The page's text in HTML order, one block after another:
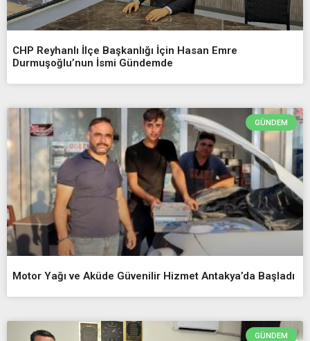
CHP Reyhanlı İlçe Başkanlığı İçin Hasan Emre
Durmuşoğlu’nun İsmi Gündemde
GÜNDEM
Motor Yağı ve Aküde Güvenilir Hizmet Antakya’da Başladı
GÜNDEM